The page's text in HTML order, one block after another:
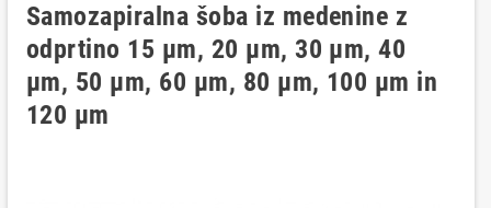
Samozapiralna šoba iz medenine z
odprtino 15 μm, 20 μm, 30 μm, 40
μm, 50 μm, 60 μm, 80 μm, 100 μm in
120 μm